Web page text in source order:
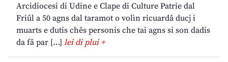
Arcidiocesi di Udine e Clape di Culture Patrie dal
Friûl a 50 agns dal taramot o volìn ricuardâ ducj i
muarts e dutis chês personis che tai agns si son dadis
da fâ par […] lei di plui +